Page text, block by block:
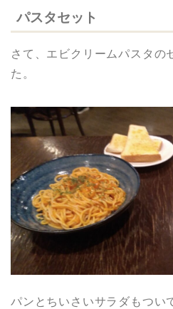
パスタセット
さて、エビクリームパスタの
た。
パンとちいさいサラダもつい